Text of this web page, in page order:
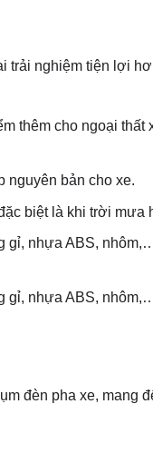
trải nghiệm tiện lợi
thêm cho ngoại
nguyên bản cho xe.
biệt là khi trời mưa
gỉ, nhựa ABS,
nhựa ABS,
đèn pha xe, mang